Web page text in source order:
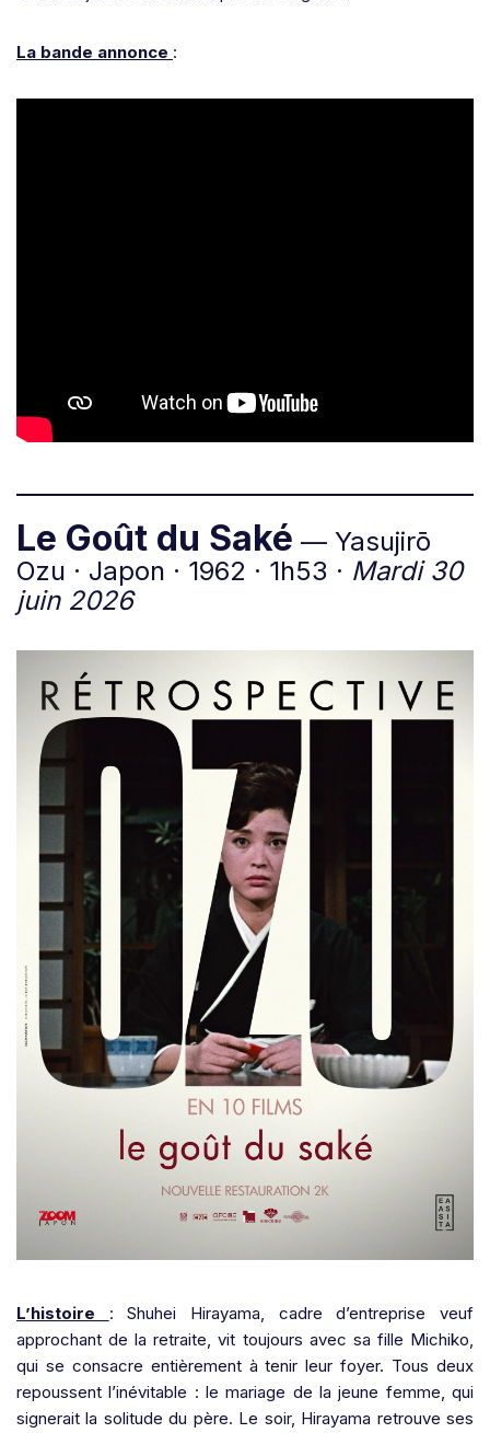
La bande annonce :
Le Goût du Saké — Yasujirō
Ozu · Japon · 1962 · 1h53 · Mardi 30
juin 2026
L’histoire
: Shuhei Hirayama, cadre d’entreprise veuf
approchant de la retraite, vit toujours avec sa fille Michiko,
qui se consacre entièrement à tenir leur foyer. Tous deux
repoussent l’inévitable : le mariage de la jeune femme, qui
signerait la solitude du père. Le soir, Hirayama retrouve ses